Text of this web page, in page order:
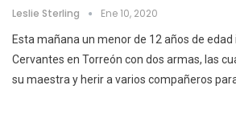
Leslie Sterling Ene 10, 2020
Esta mañana un menor de 12 años de edad
Cervantes en Torreón con dos armas, las
su maestra y herir a varios compañeros